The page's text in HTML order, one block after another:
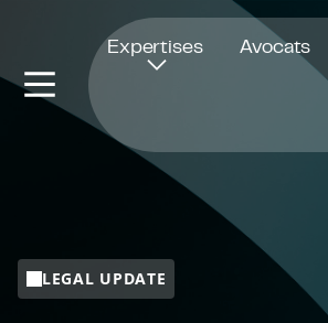
Expertises Avocats
LEGAL UPDATE
Ouvre dans une nouvelle fenêtre